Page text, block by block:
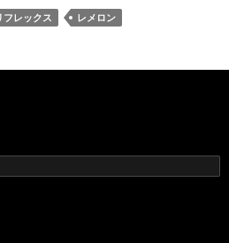
フレックス レメロン